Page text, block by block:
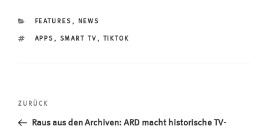
KATEGORIEN
FEATURES, NEWS
SCHLAGWÖRTER
APPS, SMART TV , TIKTOK
Beitragsnavigation
Vorheriger
Beitrag
ZURÜCK
Raus aus den Archiven: ARD macht historische TV-